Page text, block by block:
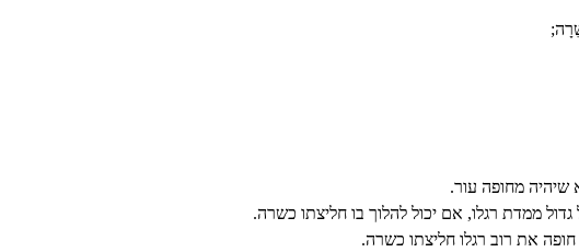
שיהיה מחופה עור.
ממדת רגלו, אם יכול להלוך בו חליצתו כשרה.
את רוב רגלו חליצתו כשרה.